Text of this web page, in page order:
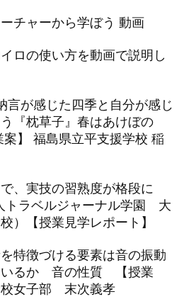
チャーから学ぼう 動画
ロの使い方を動画で説明し
言が感じた四季と自分が感じ
『枕草子』春はあけぼの
】 福島県立平支援学校 稲
、実技の習熟度が格段に
トラベルジャーナル学園 大
）【授業見学レポート】
徴づける要素は音の振動
いるか 音の性質 【授業
女子部 末次義孝